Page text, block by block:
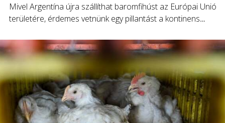
Mivel Argentína újra szállíthat baromfihúst az Európai Unió
területére, érdemes vetnünk egy pillantást a kontinens
Kompetencia Központ vezető agrárszakértője, aki szerint a
termelés – bár a tavalyinál kisebb méretékben – de idén is
csökkenni fog.